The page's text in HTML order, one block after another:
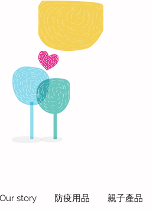
Our story 防疫用品 親子產品